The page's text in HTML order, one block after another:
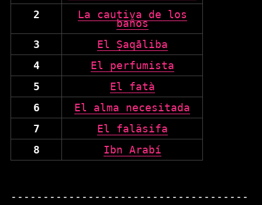
2
La cautiva de los
baños
3
El Ṣaqāliba
4
El perfumista
5
El fatà
6
El alma necesitada
7
El falãsifa
8
Ibn Arabí